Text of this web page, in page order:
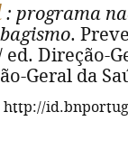
: programa
.
Direção-
Geral da